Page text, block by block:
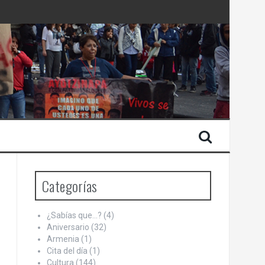
de Israel
Categorías
¿Sabías que…? (4)
Aniversario (32)
Armenia (1)
Cita del día (1)
Cultura (144)